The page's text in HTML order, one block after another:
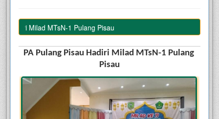
Milad MTsN-1 Pulang Pisau
PA Pulang Pisau Hadiri Milad MTsN-1 Pulang
Pisau